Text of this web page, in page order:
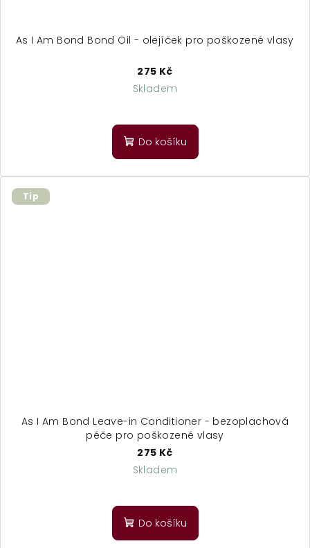
As I Am Bond Bond Oil - olejíček pro poškozené vlasy
275 Kč
Skladem
Do košíku
Tip
As I Am Bond Leave-in Conditioner - bezoplachová
péče pro poškozené vlasy
275 Kč
Skladem
Do košíku